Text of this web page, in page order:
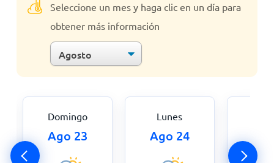
Seleccione un mes y haga clic en un día para
obtener más información
Domingo
Ago 23
Lunes
Ago 24